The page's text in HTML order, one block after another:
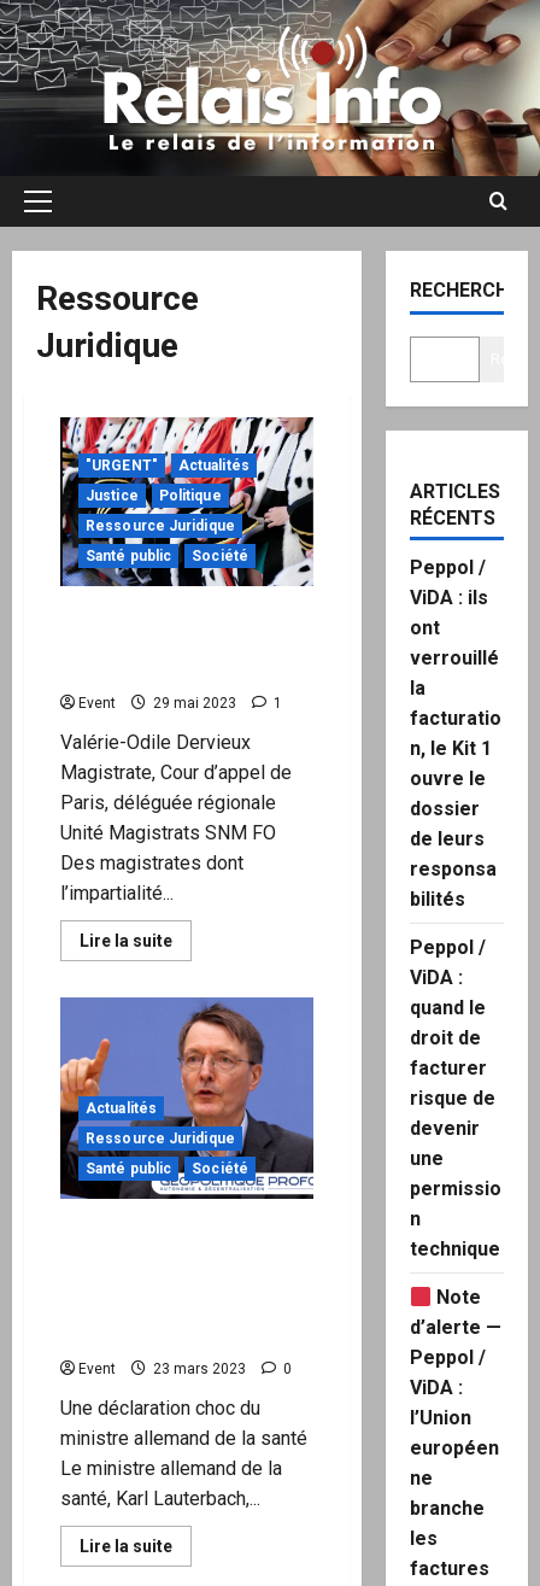
Aller
au
contenu
Menu
Ressource
Juridique
"URGENT"
Actualités
Justice
Politique
Ressource Juridique
Santé public
Société
Event 29 mai 2023 1
Valérie-Odile Dervieux
Magistrate, Cour d’appel de
Paris, déléguée régionale
Unité Magistrats SNM FO
Des magistrates dont
l’impartialité...
Lire la suiteEn
savoir
Ces
vents
mauvais
qui
soufflent
sur
magistrature
Actualités
Ressource Juridique
Santé public
Société
Event 23 mars 2023 0
Une déclaration choc du
ministre allemand de la santé
Le ministre allemand de la
santé, Karl Lauterbach,...
Lire la suiteEn
savoir
RECHERCHER
ARTICLES
RÉCENTS
Peppol /
ViDA : ils
ont
verrouillé
la
facturatio
n, le Kit 1
ouvre le
dossier
de leurs
responsa
bilités
Peppol /
ViDA :
quand le
droit de
facturer
risque de
devenir
une
permissio
n
technique
Note
d’alerte —
Peppol /
ViDA :
l’Union
européen
ne
branche
les
factures